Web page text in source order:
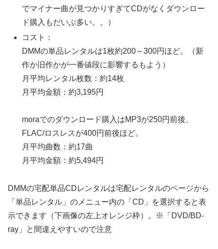
でマイナー曲が見つかりすぎてCDがなくダウンロー
ド購入もだいぶ多い。。）
コスト：
DMMの単品レンタルは1枚約200～300円ほど。（新
作か旧作かが一番値段に影響するもよう）
月平均レンタル枚数：約14枚
月平均金額：約3,195円
moraでのダウンロード購入はMP3が250円前後、
FLAC/ロスレスが400円前後ほど。
月平均曲数：約17曲
月平均金額：約5,494円
DMMの宅配単品CDレンタルは宅配レンタルのページから
「単品レンタル」のメニュー内の「CD」を選択すると表
示できます（下画像の左上オレンジ枠）。※「DVD/BD-
ray」と間違えやすいので注意